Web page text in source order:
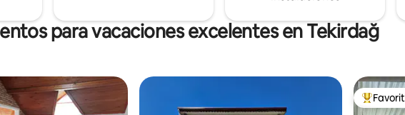
para vacaciones excelentes en Tekirdağ
Favorito